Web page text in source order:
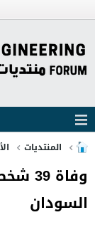
المنتديات
السودان